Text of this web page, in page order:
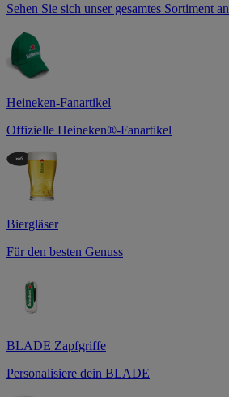
Sehen Sie sich unser gesamtes Sortiment an
Heineken-Fanartikel
Offizielle Heineken®-Fanartikel
Biergläser
Für den besten Genuss
BLADE Zapfgriffe
Personalisiere dein BLADE